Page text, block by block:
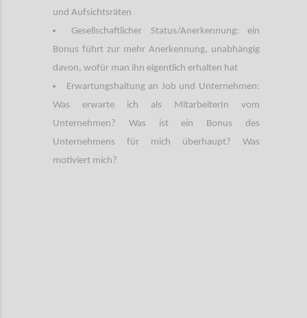
und Aufsichtsräten
Gesellschaftlicher Status/Anerkennung: ein
Bonus führt zur mehr Anerkennung, unabhängig
davon, wofür man ihn eigentlich erhalten hat
Erwartungshaltung an Job und Unternehmen:
Was erwarte ich als MitarbeiterIn vom
Unternehmen? Was ist ein Bonus des
Unternehmens für mich überhaupt? Was
motiviert mich?